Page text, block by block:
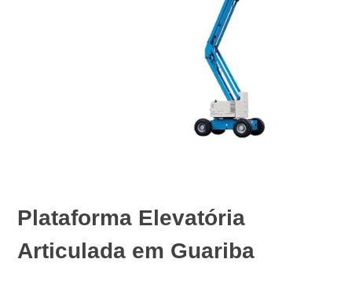
Plataforma Elevatória
Articulada em Guariba